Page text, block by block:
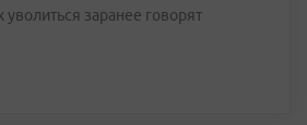
заранее говорят